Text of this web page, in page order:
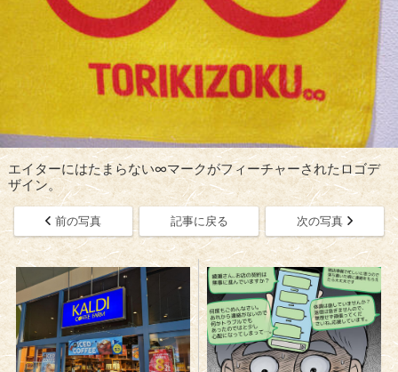
エイターにはたまらない∞マークがフィーチャーされたロゴデ
ザイン。
前の写真 記事に戻る 次の写真